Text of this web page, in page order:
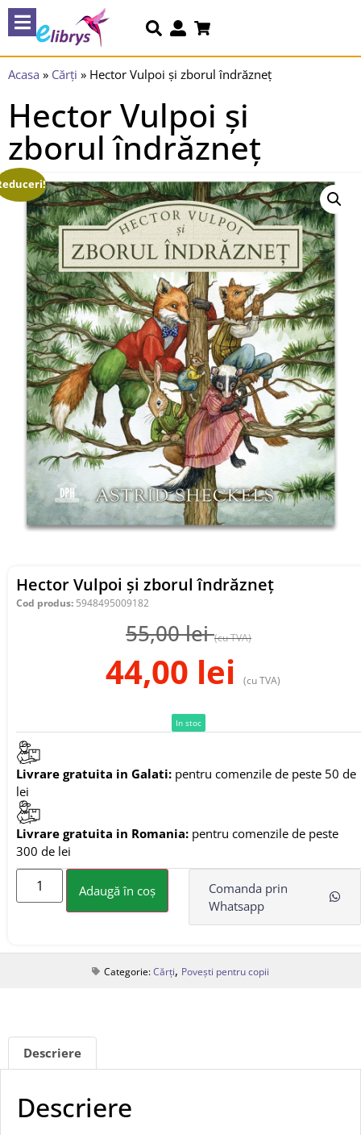
Acasa » Cărți » Hector Vulpoi și zborul îndrăzneț
Hector Vulpoi și
zborul îndrăzneț
Hector Vulpoi și zborul îndrăzneț
Cod produs: 5948495009182
55,00lei (cu TVA)
44,00 lei (cu TVA)
In stoc
Livrare gratuita in Galati: pentru comenzile de peste 50 de
lei
Livrare gratuita in Romania: pentru comenzile de peste
300 de lei
Adaugă în coș
Comanda prin
Whatsapp
Categorie:Cărți, Povești pentru copii
Descriere
Descriere